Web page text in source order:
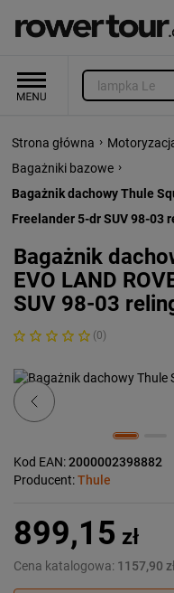
Strona główna ›
Bagażniki bazowe ›
Bagażnik dachowy Thule
Freelander 5-dr SUV 98-03
Bagażnik
EVO LAND
SUV 98-03
(0)
Previous
Kod EAN:2000002398882
Producent:Thule
899,15 zł
Cena katalogowa: 1157,90